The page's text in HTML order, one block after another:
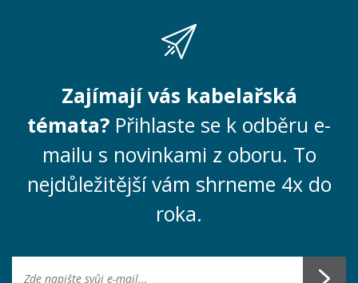
Zajímají vás kabelařská
témata? Přihlaste se k odběru e-
mailu s novinkami z oboru. To
nejdůležitější vám shrneme 4x do
roka.